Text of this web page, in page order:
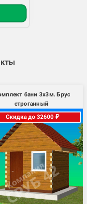
бани 3х3м. Брус
строганный
Скидка до 32600 ₽